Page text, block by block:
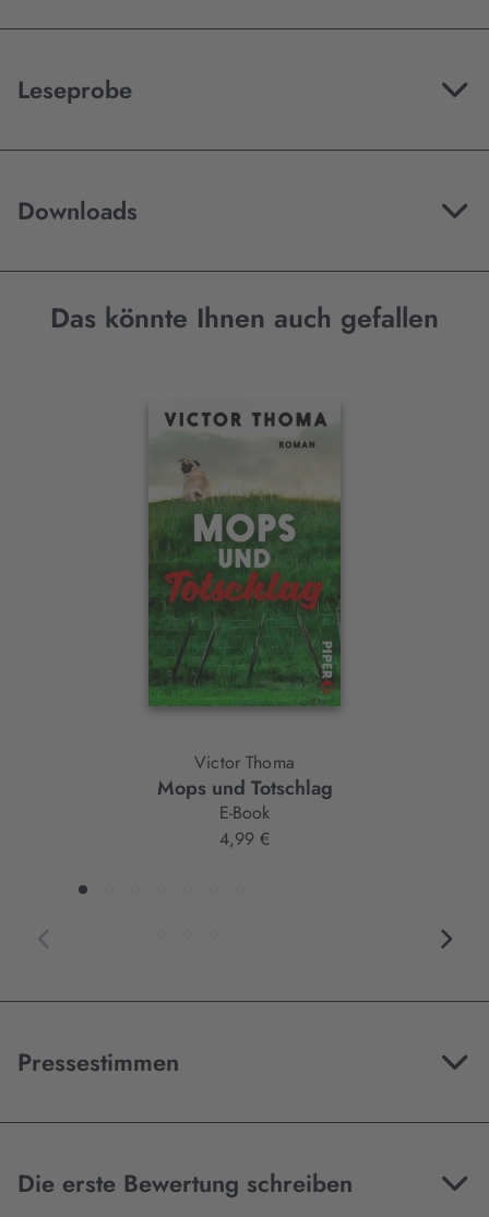
Leseprobe
Downloads
Das könnte Ihnen auch gefallen
Victor Thoma
Mops und Totschlag
E-Book
4,99 €
Pressestimmen
Die erste Bewertung schreiben